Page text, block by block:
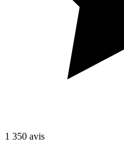
1 350 avis